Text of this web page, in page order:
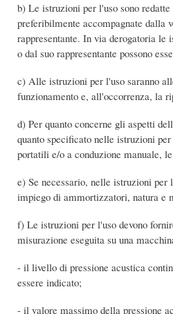
b) Le istruzioni per l'uso sono
preferibilmente accompagnate dalla
rappresentante. In via derogatoria le
o dal suo rappresentante possono
c) Alle istruzioni per l'uso saranno
funzionamento e, all'occorrenza, la
d) Per quanto concerne gli aspetti
quanto specificato nelle istruzioni
portatili e/o a conduzione manuale,
e) Se necessario, nelle istruzioni
impiego di ammortizzatori, natura e
f) Le istruzioni per l'uso devono
misurazione eseguita su una
- il livello di pressione acustica
essere indicato;
- il valore massimo della pressione